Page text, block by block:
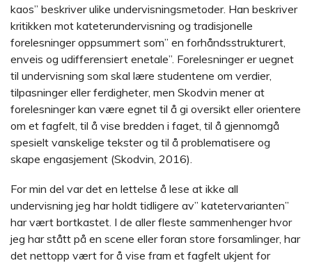
kaos” beskriver ulike undervisningsmetoder. Han beskriver
kritikken mot kateterundervisning og tradisjonelle
forelesninger oppsummert som” en forhåndsstrukturert,
enveis og udifferensiert enetale”. Forelesninger er uegnet
til undervisning som skal lære studentene om verdier,
tilpasninger eller ferdigheter, men Skodvin mener at
forelesninger kan være egnet til å gi oversikt eller orientere
om et fagfelt, til å vise bredden i faget, til å gjennomgå
spesielt vanskelige tekster og til å problematisere og
skape engasjement (Skodvin, 2016).
For min del var det en lettelse å lese at ikke all
undervisning jeg har holdt tidligere av” katetervarianten”
har vært bortkastet. I de aller fleste sammenhenger hvor
jeg har stått på en scene eller foran store forsamlinger, har
det nettopp vært for å vise fram et fagfelt ukjent for